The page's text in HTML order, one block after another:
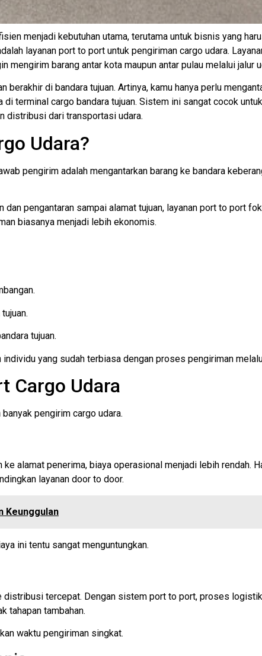
menjadi kebutuhan utama, terutama untuk bisnis yang
layanan port to port untuk pengiriman cargo udara.
barang antar kota maupun antar pulau melalui jalur
di bandara tujuan. Artinya, kamu hanya perlu
terminal cargo bandara tujuan. Sistem ini sangat cocok
distribusi dari transportasi udara.
Udara?
pengirim adalah mengantarkan barang ke bandara
pengantaran sampai alamat tujuan, layanan port to port
biasanya menjadi lebih ekonomis.
tujuan.
yang sudah terbiasa dengan proses pengiriman
Cargo Udara
pengirim cargo udara.
alamat penerima, biaya operasional menjadi lebih rendah.
layanan door to door.
Keunggulan
ini tentu sangat menguntungkan.
tercepat. Dengan sistem port to port, proses
tahapan tambahan.
waktu pengiriman singkat.